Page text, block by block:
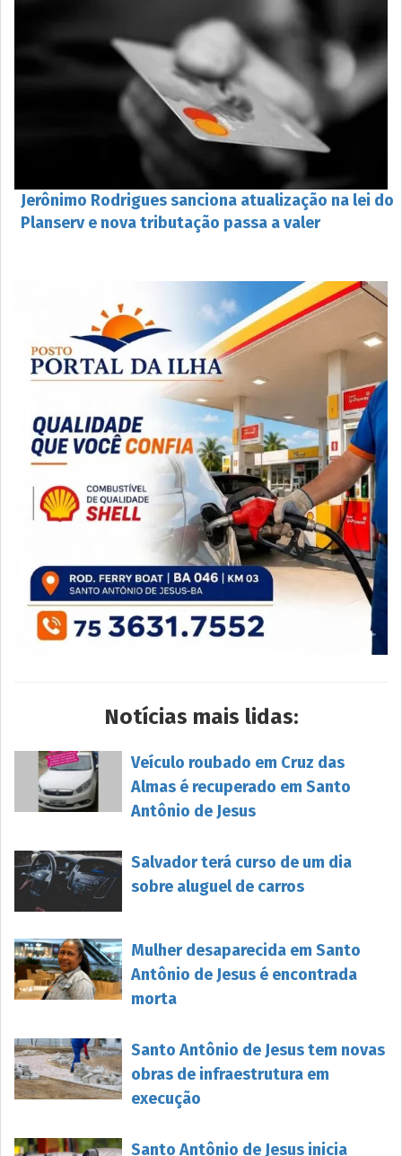
Jerônimo Rodrigues sanciona atualização na lei do
Planserv e nova tributação passa a valer
Notícias mais lidas:
Veículo roubado em Cruz das
Almas é recuperado em Santo
Antônio de Jesus
Salvador terá curso de um dia
sobre aluguel de carros
Mulher desaparecida em Santo
Antônio de Jesus é encontrada
morta
Santo Antônio de Jesus tem novas
obras de infraestrutura em
execução
Santo Antônio de Jesus inicia